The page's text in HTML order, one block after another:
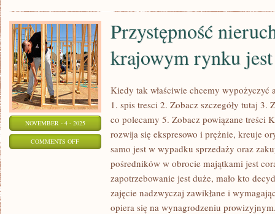
NOVEMBER - 4 - 2025
COMMENTS OFFON
NIERUCHOMOŚCI
Przystępność
krajowym rynku
Kiedy tak właściwie chcemy wypożyczyć
1. spis tresci 2. Zobacz szczegóły tutaj
co polecamy 5. Zobacz powiązane treści
rozwija się ekspresowo i prężnie, kreuje
samo jest w wypadku sprzedaży oraz
pośredników w obrocie majątkami jest
zapotrzebowanie jest duże, mało kto
zajęcie nadzwyczaj zawikłane i
opiera się na wynagrodzeniu